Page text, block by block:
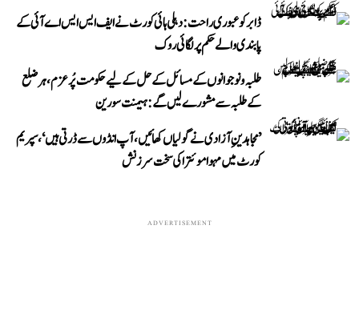
ڈابر کو عبوری راحت: دہلی ہائی کورٹ نے ایف ایس ایس اے آئی کے
پابندی والے حکم پر لگائی روک
طلبہ و نوجوانوں کے مسائل کے حل کے لیے حکومت پُرعزم، ہر ضلع
کے طلبہ سے مشورے لیں گے: ہیمنت سورین
’مجاہدینِ آزادی نے گولیاں کھائیں، آپ انڈوں سے ڈرتی ہیں‘، سپریم
کورٹ میں مہوا موئترا کی سخت سرزنش
ADVERTISEMENT